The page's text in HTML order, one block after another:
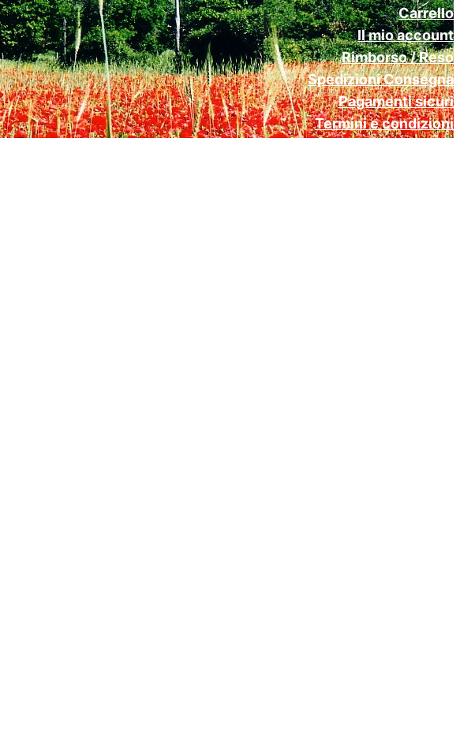
Carrello
Il mio account
Rimborso / Reso
Spedizioni Consegna
Pagamenti sicuri
Termini e condizioni